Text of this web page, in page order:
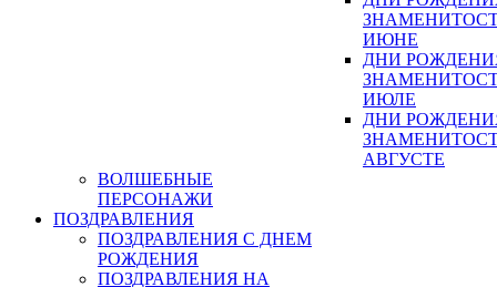
ИЮНЕ
ДНИ
ИЮЛЕ
ДНИ
АВГУСТЕ
ВОЛШЕБНЫЕ
ПЕРСОНАЖИ
ПОЗДРАВЛЕНИЯ
ПОЗДРАВЛЕНИЯ С ДНЕМ
РОЖДЕНИЯ
ПОЗДРАВЛЕНИЯ НА